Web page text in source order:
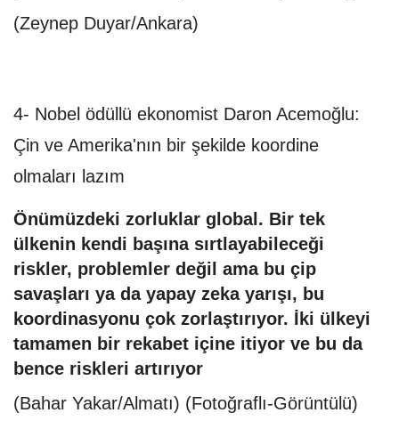
(Zeynep Duyar/Ankara)
4- Nobel ödüllü ekonomist Daron Acemoğlu:
Çin ve Amerika'nın bir şekilde koordine
olmaları lazım
Önümüzdeki zorluklar global. Bir tek
ülkenin kendi başına sırtlayabileceği
riskler, problemler değil ama bu çip
savaşları ya da yapay zeka yarışı, bu
koordinasyonu çok zorlaştırıyor. İki ülkeyi
tamamen bir rekabet içine itiyor ve bu da
bence riskleri artırıyor
(Bahar Yakar/Almatı) (Fotoğraflı-Görüntülü)